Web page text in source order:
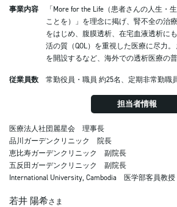
事業内容
「More for the Life（患者さんの人生・
ことを）」を理念に掲げ、腎不全の治
をはじめ、腹膜透析、在宅血液透析に
活の質（QOL）を重視した医療に尽力
を開設するなど、海外での透析医療の
従業員数 常勤役員・職員 約25名、定期非常勤職
担当者情報
医療法人社団麗星会 理事長
品川ガーデンクリニック 院長
恵比寿ガーデンクリニック 副院長
五反田ガーデンクリニック 副院長
International University, Cambodia 医学部客員教授
若井 陽希さま